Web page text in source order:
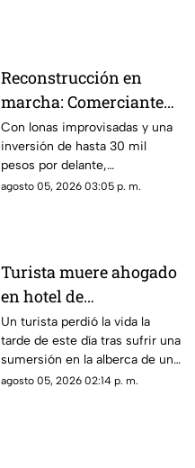
Reconstrucción en
marcha: Comerciantes
del Mercado Central de
Acapulco se levantan
tras la explosión
Con lonas improvisadas y una
inversión de hasta 30 mil
pesos por delante,
comerciantes del Mercado
agosto 05, 2026 03:05 p. m.
Turista muere ahogado
en hotel de
fraccionamiento Las
Playas en Acapulco
Un turista perdió la vida la
tarde de este día tras sufrir una
sumersión en la alberca de un
hospedaje ubicado sobre la
agosto 05, 2026 02:14 p. m.